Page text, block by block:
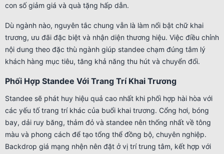
con số giảm giá và quà tặng hấp dẫn.
Dù ngành nào, nguyên tắc chung vẫn là làm nổi bật chữ khai
trương, ưu đãi đặc biệt và nhận diện thương hiệu. Việc điều chỉnh
nội dung theo đặc thù ngành giúp standee chạm đúng tâm lý
khách hàng mục tiêu, tăng khả năng thu hút và chuyển đổi.
Phối Hợp Standee Với Trang Trí Khai Trương
Standee sẽ phát huy hiệu quả cao nhất khi phối hợp hài hòa với
các yếu tố trang trí khác của buổi khai trương. Cổng hơi, bóng
bay, dải ruy băng, thảm đỏ và standee nên thống nhất về tông
màu và phong cách để tạo tổng thể đồng bộ, chuyên nghiệp.
Backdrop giá mạng nhện nên đặt ở vị trí trung tâm, kết hợp với